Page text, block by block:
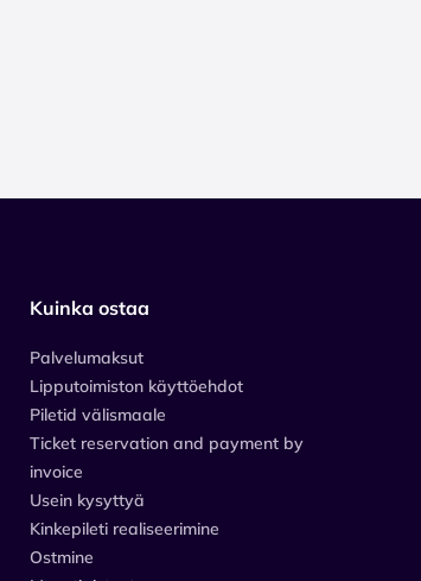
Kuinka ostaa
Palvelumaksut
Lipputoimiston käyttöehdot
Piletid välismaale
Ticket reservation and payment by
invoice
Usein kysyttyä
Kinkepileti realiseerimine
Ostmine